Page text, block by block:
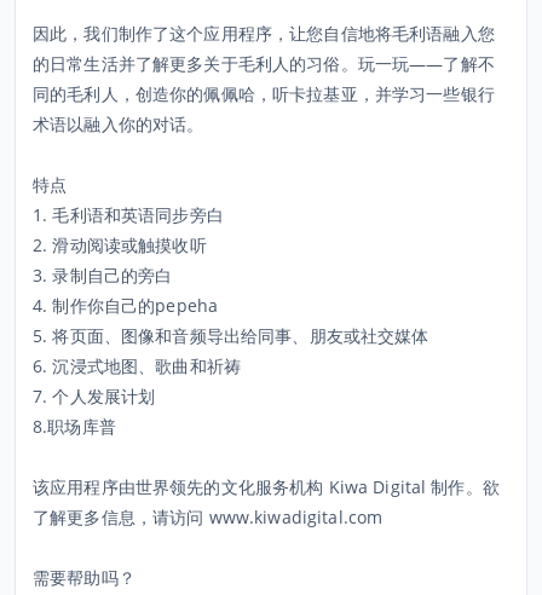
因此，我们制作了这个应用程序，让您自信地将毛利语融入您
的日常生活并了解更多关于毛利人的习俗。玩一玩——了解不
同的毛利人，创造你的佩佩哈，听卡拉基亚，并学习一些银行
术语以融入你的对话。
特点
1. 毛利语和英语同步旁白
2. 滑动阅读或触摸收听
3. 录制自己的旁白
4. 制作你自己的pepeha
5. 将页面、图像和音频导出给同事、朋友或社交媒体
6. 沉浸式地图、歌曲和祈祷
7. 个人发展计划
8.职场库普
该应用程序由世界领先的文化服务机构 Kiwa Digital 制作。欲
了解更多信息，请访问 www.kiwadigital.com
需要帮助吗？